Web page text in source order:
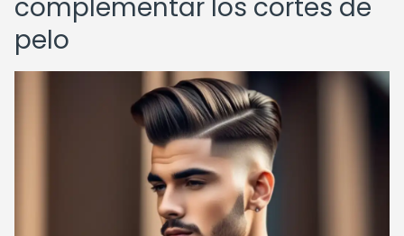
complementar los cortes de
pelo